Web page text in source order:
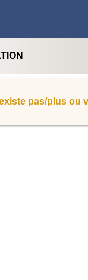
pas/plus ou